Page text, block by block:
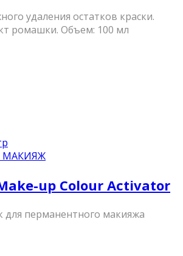
удаления остатков краски.
ромашки. Объем: 100 мл
МАКИЯЖ
up Colour Activator
для перманентного макияжа